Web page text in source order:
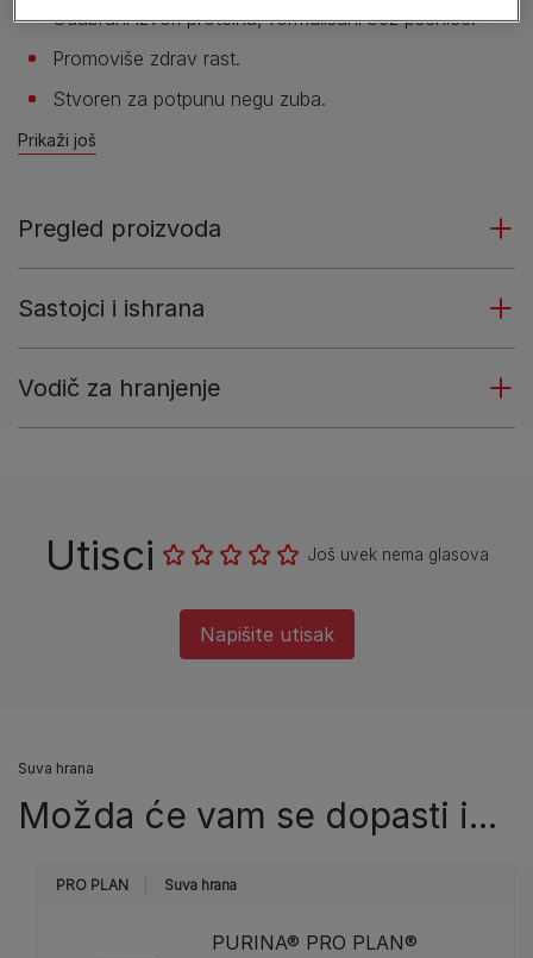
Odabrani izvori proteina, formulisani bez pšenice.
Promoviše zdrav rast.
Stvoren za potpunu negu zuba.
Prikaži još
Pregled proizvoda
Sastojci i ishrana
Vodič za hranjenje
Utisci Još uvek nema glasova
Napišite utisak
Suva hrana
Možda će vam se dopasti i...
PRO PLAN Suva hrana
PURINA® PRO PLAN®